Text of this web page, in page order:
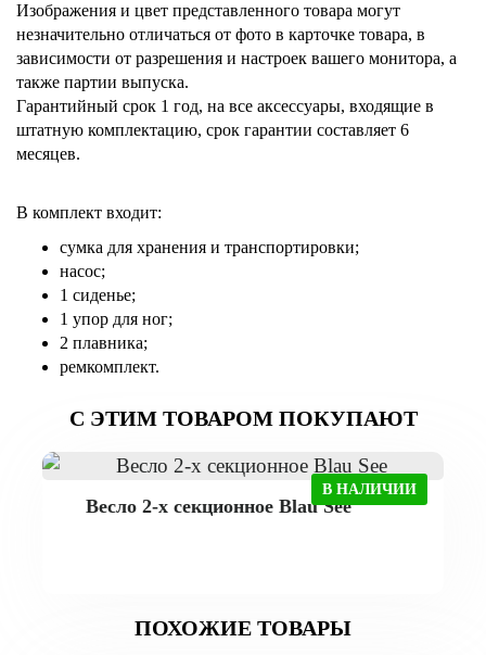
Изображения и цвет представленного товара могут
незначительно отличаться от фото в карточке товара, в
зависимости от разрешения и настроек вашего монитора, а
также партии выпуска.
Гарантийный срок 1 год, на все аксессуары, входящие в
штатную комплектацию, срок гарантии составляет 6
месяцев.
В комплект входит:
сумка для хранения и транспортировки;
насос;
1 сиденье;
1 упор для ног;
2 плавника;
ремкомплект.
С ЭТИМ ТОВАРОМ ПОКУПАЮТ
В НАЛИЧИИ
Весло 2-х секционное Blau See
ПОХОЖИЕ ТОВАРЫ